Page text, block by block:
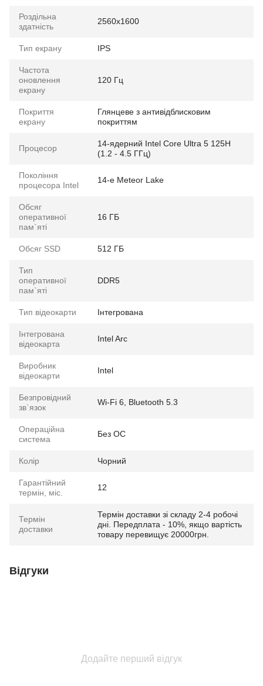
Роздільна
здатність
2560x1600
Тип екрану IPS
Частота
оновлення
екрану
120 Гц
Покриття
екрану
Глянцеве з антивідблисковим
покриттям
Процесор
14-ядерний Intel Core Ultra 5 125H
(1.2 - 4.5 ГГц)
Покоління
процесора Intel
14-e Meteor Lake
Обсяг
оперативної
пам`яті
16 ГБ
Обсяг SSD 512 ГБ
Тип
оперативної
пам`яті
DDR5
Тип відеокарти Інтегрована
Інтегрована
відеокарта
Intel Arc
Виробник
відеокарти
Intel
Безпровідний
зв`язок
Wi-Fi 6, Bluetooth 5.3
Операційна
система
Без ОС
Колір Чорний
Гарантійний
термін, міс.
12
Термін
доставки
Термін доставки зі складу 2-4 робочі
дні. Передплата - 10%, якщо вартість
товару перевищує 20000грн.
Відгуки
Додайте перший відгук